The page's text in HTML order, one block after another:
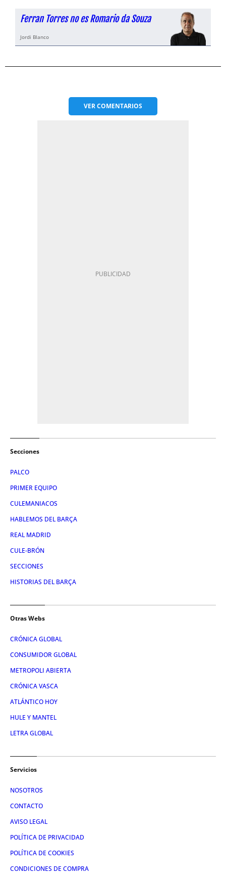
Ferran Torres no es Romario da Souza
Jordi Blanco
VERCOMENTARIOS
Secciones
PALCO
PRIMER EQUIPO
CULEMANIACOS
HABLEMOS DEL BARÇA
REAL MADRID
CULE-BRÓN
SECCIONES
HISTORIAS DEL BARÇA
Otras Webs
CRÓNICA GLOBAL
CONSUMIDOR GLOBAL
METROPOLI ABIERTA
CRÓNICA VASCA
ATLÁNTICO HOY
HULE Y MANTEL
LETRA GLOBAL
Servicios
NOSOTROS
CONTACTO
AVISO LEGAL
POLÍTICA DE PRIVACIDAD
POLÍTICA DE COOKIES
CONDICIONES DE COMPRA